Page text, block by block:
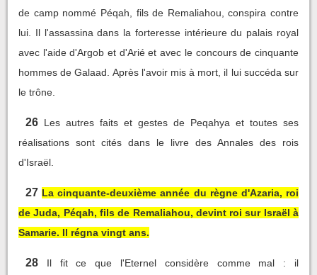
de camp nommé Péqah, fils de Remaliahou, conspira contre
lui. Il l'assassina dans la forteresse intérieure du palais royal
avec l'aide d'Argob et d'Arié et avec le concours de cinquante
hommes de Galaad. Après l'avoir mis à mort, il lui succéda sur
le trône.
26 Les autres faits et gestes de Peqahya et toutes ses
réalisations sont cités dans le livre des Annales des rois
d'Israël.
27 La cinquante-deuxième année du règne d'Azaria, roi
de Juda, Péqah, fils de Remaliahou, devint roi sur Israël à
Samarie. Il régna vingt ans.
28
Il fit ce que l'Eternel considère comme mal : il